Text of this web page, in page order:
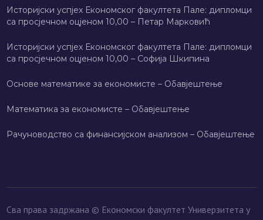
Историјски успјех Економског факултета Пале: дипломци
са просјечном оцјеном 10,00 – Петар Марковић
Историјски успјех Економског факултета Пале: дипломци
са просјечном оцјеном 10,00 – Софија Шкипина
Основе математике за економисте – Обавјештење
Математика за економисте – Обавјештење
Рачуноводство са финансијском анализом – Обавјештење
Сва права задржана © Економски факултет Универзитета у